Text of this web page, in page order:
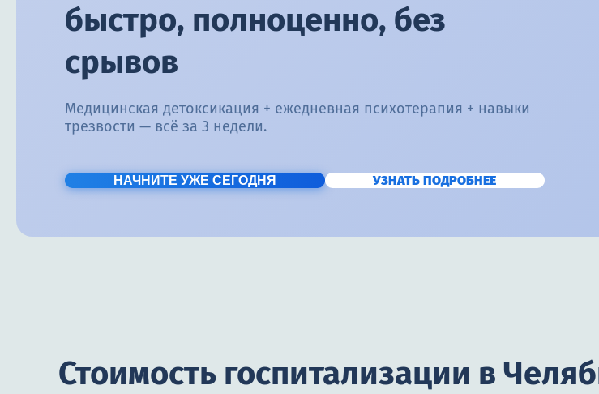
быстро, полноценно, без
срывов
Медицинская детоксикация + ежедневная психотерапия + навыки
трезвости — всё за 3 недели.
НАЧНИТЕ УЖЕ СЕГОДНЯ УЗНАТЬ ПОДРОБНЕЕ
Стоимость госпитализации в